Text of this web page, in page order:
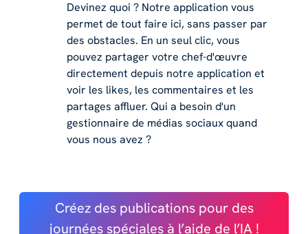
Devinez quoi ? Notre application vous
permet de tout faire ici, sans passer par
des obstacles. En un seul clic, vous
pouvez partager votre chef-d'œuvre
directement depuis notre application et
voir les likes, les commentaires et les
partages affluer. Qui a besoin d'un
gestionnaire de médias sociaux quand
vous nous avez ?
Créez des publications pour des
journées spéciales à l’aide de l’IA !